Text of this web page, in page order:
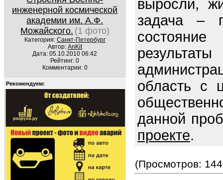
инженерной космической
академии им. А.Ф.
Можайского. (1 фото)
Категория: Санкт-Петербург
Автор: AnKit
Дата: 05.10.2010 06:42
Рейтинг: 0
Комментарии: 0
Рекомендуем:
выросли,
задача –
состояние
область с
данной
проекте.
(Просмотров: